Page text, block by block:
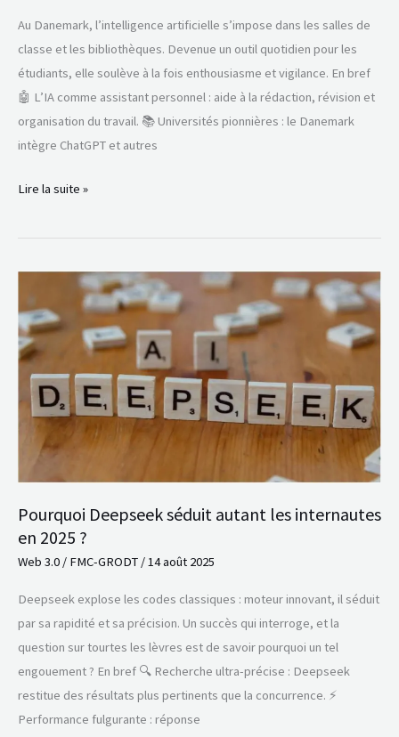
Au Danemark, l’intelligence artificielle s’impose dans les salles de
classe et les bibliothèques. Devenue un outil quotidien pour les
étudiants, elle soulève à la fois enthousiasme et vigilance. En bref
🤖 L’IA comme assistant personnel : aide à la rédaction, révision et
organisation du travail. 📚 Universités pionnières : le Danemark
intègre ChatGPT et autres
Lire la suite »
Pourquoi Deepseek séduit autant les internautes
en 2025 ?
Web 3.0 / FMC-GRODT /14 août 2025
Deepseek explose les codes classiques : moteur innovant, il séduit
par sa rapidité et sa précision. Un succès qui interroge, et la
question sur tourtes les lèvres est de savoir pourquoi un tel
engouement ? En bref 🔍 Recherche ultra-précise : Deepseek
restitue des résultats plus pertinents que la concurrence. ⚡
Performance fulgurante : réponse
Deepseek
séduit
autant
les
internautes
2025